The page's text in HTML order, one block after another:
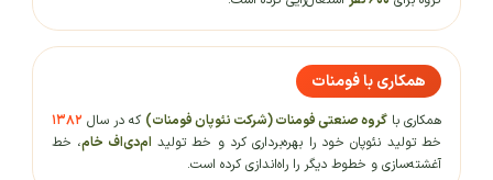
همکاری با فومنات
همکاری با گروه صنعتی فومنات (شرکت نئوپان فومنات) که در سال ۱۳۸۲
خط تولید نئوپان خود را بهره‌برداری کرد و خط تولید ام‌دی‌اف خام، خط
آغشته‌سازی و خطوط دیگر را راه‌اندازی کرده است.